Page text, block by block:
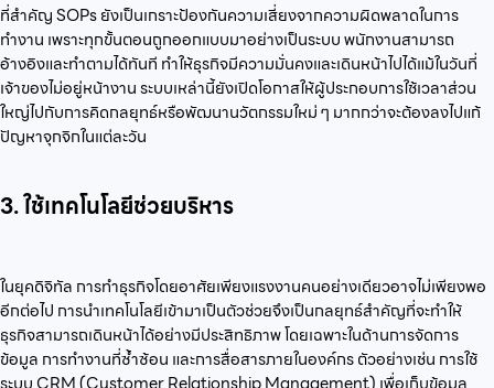
ที่สำคัญ SOPs ยังเป็นเกราะป้องกันความเสี่ยงจากความผิดพลาดในการ
ทำงาน เพราะทุกขั้นตอนถูกออกแบบมาอย่างเป็นระบบ พนักงานสามารถ
อ้างอิงและทำตามได้ทันที ทำให้ธุรกิจมีความมั่นคงและเดินหน้าไปได้แม้ในวันที่
เจ้าของไม่อยู่หน้างาน ระบบเหล่านี้ยังเปิดโอกาสให้ผู้ประกอบการใช้เวลาส่วน
ใหญ่ไปกับการคิดกลยุทธ์หรือพัฒนานวัตกรรมใหม่ ๆ มากกว่าจะต้องลงไปแก้
ปัญหาจุกจิกในแต่ละวัน
3. ใช้เทคโนโลยีช่วยบริหาร
ในยุคดิจิทัล การทำธุรกิจโดยอาศัยเพียงแรงงานคนอย่างเดียวอาจไม่เพียงพอ
อีกต่อไป การนำเทคโนโลยีเข้ามาเป็นตัวช่วยจึงเป็นกลยุทธ์สำคัญที่จะทำให้
ธุรกิจสามารถเดินหน้าได้อย่างมีประสิทธิภาพ โดยเฉพาะในด้านการจัดการ
ข้อมูล การทำงานที่ซ้ำซ้อน และการสื่อสารภายในองค์กร ตัวอย่างเช่น การใช้